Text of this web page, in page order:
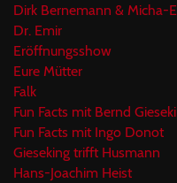
Dirk Bernemann & Micha-
Dr. Emir
Eröffnungsshow
Eure Mütter
Falk
Fun Facts mit Bernd
Fun Facts mit Ingo Donot
Gieseking trifft Husmann
Hans-Joachim Heist